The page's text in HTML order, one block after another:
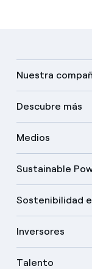
Nuestra
Descubre más
Medios
Sustainable
Sostenibilidad
Inversores
Talento